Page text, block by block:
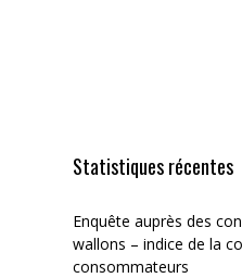
Statistiques récentes
Enquête auprès des
wallons – indice de la
consommateurs